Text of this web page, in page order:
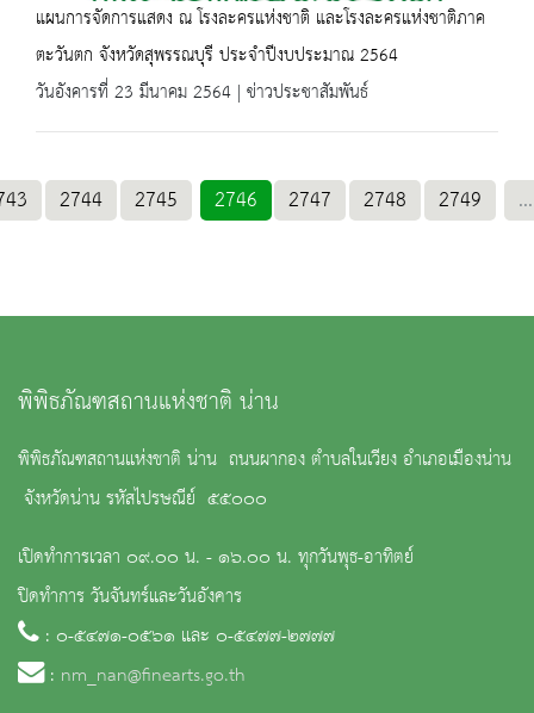
แผนการจัดการแสดง ณ โรงละครแห่งชาติ และโรงละครแห่งชาติภาค
ตะวันตก จังหวัดสุพรรณบุรี ประจำปีงบประมาณ 2564
วันอังคารที่ 23 มีนาคม 2564 | ข่าวประชาสัมพันธ์
2744 2745 2746 2747 2748 2749 ...
พิพิธภัณฑสถานแห่งชาติ น่าน
พิพิธภัณฑสถานแห่งชาติ น่าน ถนนผากอง ตำบลในเวียง อำเภอเมืองน่าน
จังหวัดน่าน รหัสไปรษณีย์ ๕๕๐๐๐
เปิดทำการเวลา ๐๙.๐๐ น. - ๑๖.๐๐ น. ทุกวันพุธ-อาทิตย์
ปิดทำการ วันจันทร์และวันอังคาร
: ๐-๕๔๗๑-๐๕๖๑ และ ๐-๕๔๗๗-๒๗๗๗
: nm_nan@finearts.go.th